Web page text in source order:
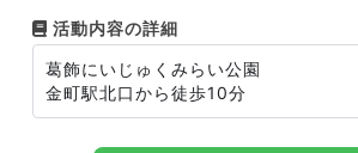
活動内容の詳細
葛飾にいじゅくみらい公園
金町駅北口から徒歩10分